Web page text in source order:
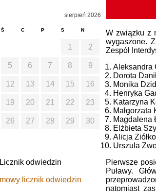
W związku z
wygaszone.
Zespół
Aleksandra
Dorota
Monika
Henryka
Katarzyna
Małgorzata
Magdalena
Elżbieta
Alicja
Urszula
Pierwsze
Puławy.
natomiast
sierpień 2026
Ś C P S N
1 2
5 6 7 8 9
12 13 14 15 16
19 20 21 22 23
26 27 28 29 30
Licznik odwiedzin